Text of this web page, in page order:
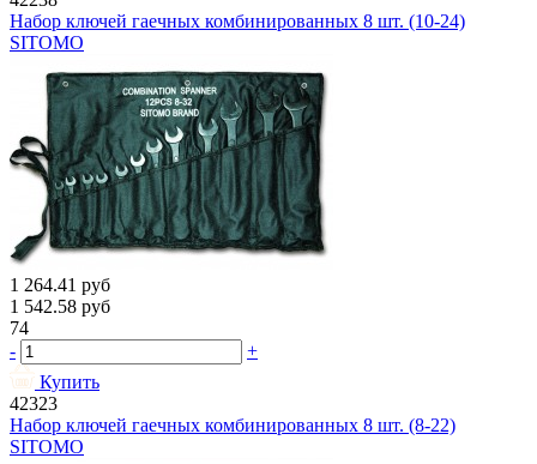
Набор ключей гаечных комбинированных 8 шт. (10-24)
SITOMO
1 264.41 руб
1 542.58 руб
74
-
+
Купить
42323
Набор ключей гаечных комбинированных 8 шт. (8-22)
SITOMO